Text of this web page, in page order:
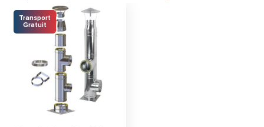
Transport
Gratuit